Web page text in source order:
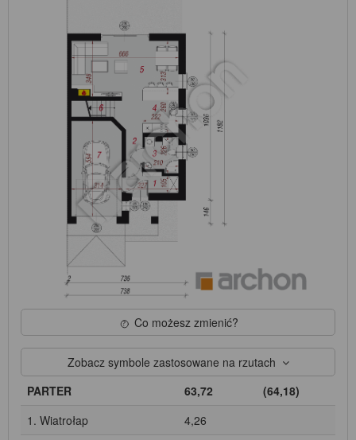
Co możesz zmienić?
Zobacz symbole zastosowane na rzutach
PARTER
63,72
(64,18)
1. Wiatrołap
4,26